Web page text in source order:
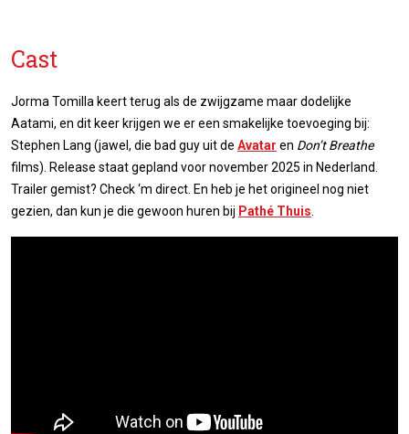
Cast
Jorma Tomilla keert terug als de zwijgzame maar dodelijke
Aatami, en dit keer krijgen we er een smakelijke toevoeging bij:
Stephen Lang (jawel, die bad guy uit de Avatar en Don’t Breathe
films). Release staat gepland voor november 2025 in Nederland.
Trailer gemist? Check ‘m direct. En heb je het origineel nog niet
gezien, dan kun je die gewoon huren bij Pathé Thuis